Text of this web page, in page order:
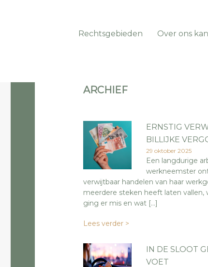
Rechtsgebieden Over ons
ARCHIEF
ERNSTIG
BILLIJKE
29 oktober 2025
Een langdurige
werkneemster
verwijtbaar handelen van haar
meerdere steken heeft laten
ging er mis en wat […]
Lees verder >
IN DE SLOOT
VOET